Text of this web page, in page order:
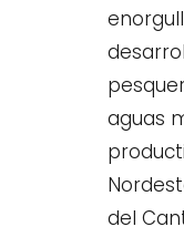
aguas
del